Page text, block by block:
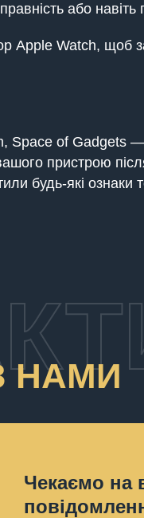
або
Apple Watch,
Space of Gadgets
пристрою
будь-які
НАМИ
Чекаємо на